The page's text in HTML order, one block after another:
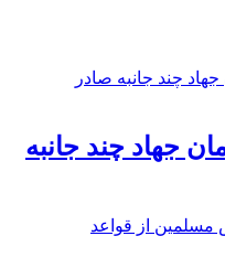
جهاد چند جانبه